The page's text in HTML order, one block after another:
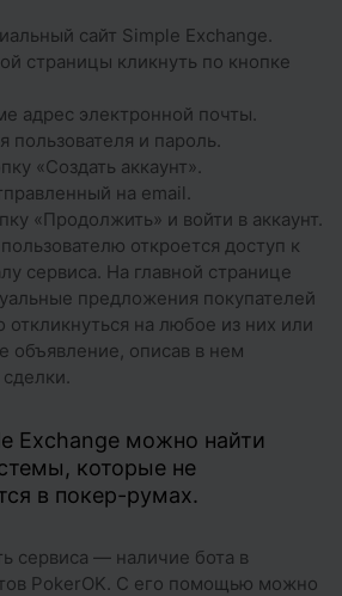
сайт Simple Exchange.
страницы кликнуть по кнопке
адрес электронной почты.
пользователя и пароль.
«Создать аккаунт».
на email.
«Продолжить» и войти в аккаунт.
откроется доступ к
сервиса. На главной странице
предложения покупателей
на любое из них или
объявление, описав в нем
Exchange можно найти
которые не
в покер-румах.
сервиса — наличие бота в
PokerOK. С его помощью можно